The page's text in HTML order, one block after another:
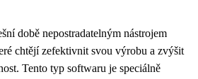
době nepostradatelným nástrojem
chtějí zefektivnit svou výrobu a zvýšit
Tento typ softwaru je speciálně